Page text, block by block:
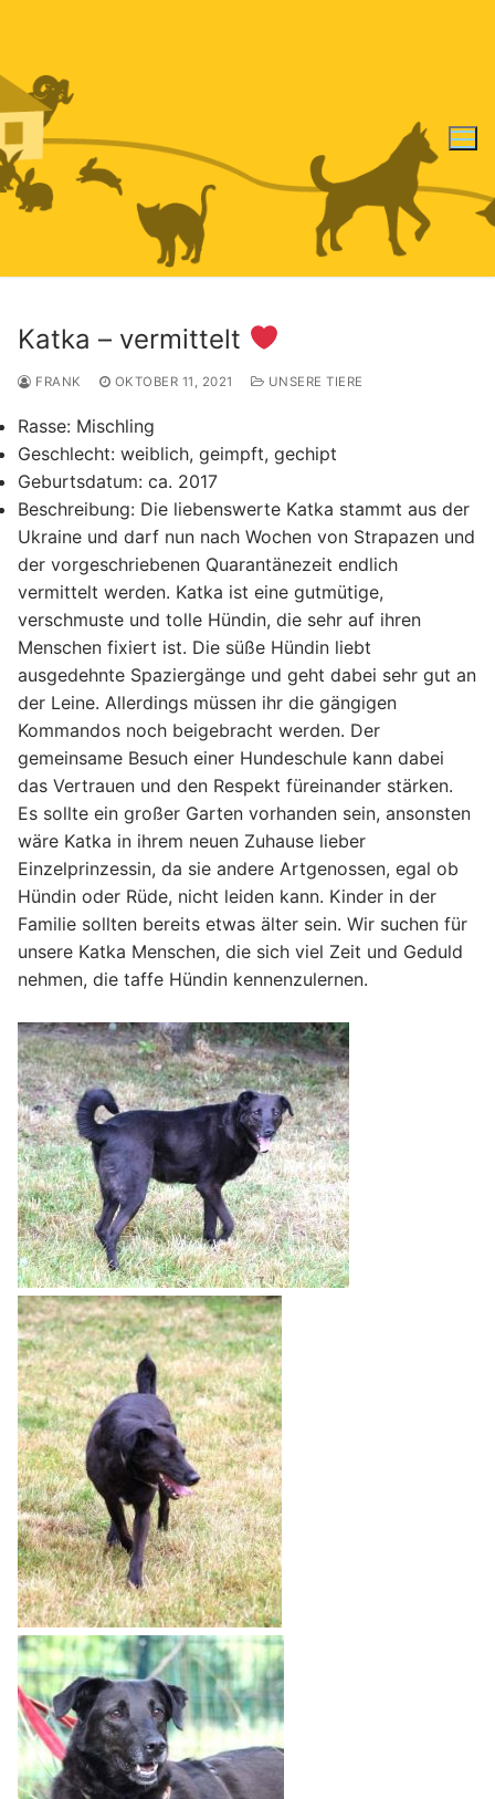
Katka – vermittelt
FRANK OKTOBER 11, 2021 UNSERE TIERE
Rasse: Mischling
Geschlecht: weiblich, geimpft, gechipt
Geburtsdatum: ca. 2017
Beschreibung: Die liebenswerte Katka stammt aus der
Ukraine und darf nun nach Wochen von Strapazen und
der vorgeschriebenen Quarantänezeit endlich
vermittelt werden. Katka ist eine gutmütige,
verschmuste und tolle Hündin, die sehr auf ihren
Menschen fixiert ist. Die süße Hündin liebt
ausgedehnte Spaziergänge und geht dabei sehr gut an
der Leine. Allerdings müssen ihr die gängigen
Kommandos noch beigebracht werden. Der
gemeinsame Besuch einer Hundeschule kann dabei
das Vertrauen und den Respekt füreinander stärken.
Es sollte ein großer Garten vorhanden sein, ansonsten
wäre Katka in ihrem neuen Zuhause lieber
Einzelprinzessin, da sie andere Artgenossen, egal ob
Hündin oder Rüde, nicht leiden kann. Kinder in der
Familie sollten bereits etwas älter sein. Wir suchen für
unsere Katka Menschen, die sich viel Zeit und Geduld
nehmen, die taffe Hündin kennenzulernen.